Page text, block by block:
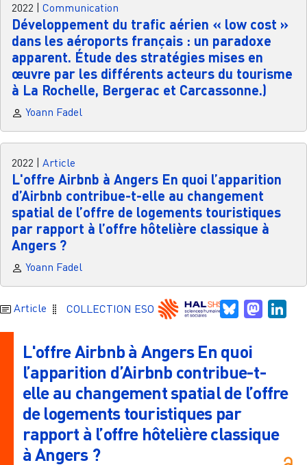
2022 Communication
Développement du trafic aérien « low cost »
dans les aéroports français : un paradoxe
apparent. Étude des stratégies mises en
œuvre par les différents acteurs du tourisme
à La Rochelle, Bergerac et Carcassonne.)
Yoann Fadel
2022 Article
L'offre Airbnb à Angers En quoi l’apparition
d’Airbnb contribue-t-elle au changement
spatial de l’offre de logements touristiques
par rapport à l’offre hôtelière classique à
Angers ?
Yoann Fadel
Article COLLECTION ESO Bluesky
L'offre Airbnb à Angers En quoi
l’apparition d’Airbnb contribue-t-
elle au changement spatial de l’offre
de logements touristiques par
rapport à l’offre hôtelière classique
à Angers ?